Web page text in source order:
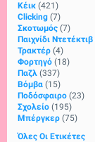
Κέικ (421)
Clicking (7)
Σκοτωμός (7)
Παιχνίδι Ντετέκτιβ
Τρακτέρ (4)
Φορτηγό (18)
Παζλ (337)
Βόμβα (15)
Ποδόσφαιρο (23)
Σχολείο (195)
Μπέργκερ (75)
Όλες Οι Ετικέτες